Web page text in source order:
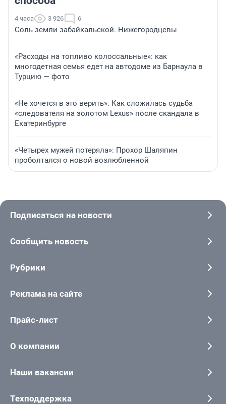
4 часа 3 926 6
Соль земли забайкальской. Нижегородцевы
«Расходы на топливо колоссальные»: как
многодетная семья едет на автодоме из Барнаула в
Турцию — фото
«Не хочется в это верить». Как сложилась судьба
«следователя на золотом Lexus» после скандала в
Екатеринбурге
«Четырех мужей потеряла»: Прохор Шаляпин
проболтался о новой возлюбленной
Подписаться на новости
Сообщить новость
Рубрики
Реклама на сайте
Прайс-лист
О компании
Наши вакансии
Техподдержка